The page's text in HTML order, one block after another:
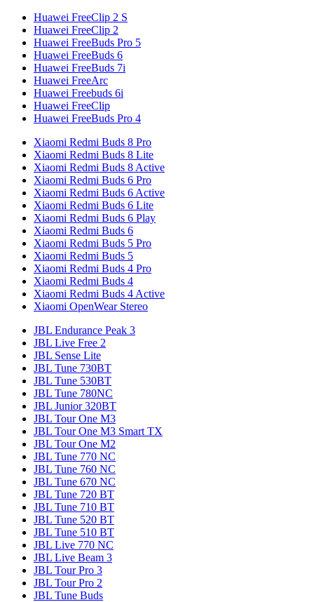
Huawei FreeClip 2 S
Huawei FreeClip 2
Huawei FreeBuds Pro 5
Huawei FreeBuds 6
Huawei FreeBuds 7i
Huawei FreeArc
Huawei Freebuds 6i
Huawei FreeClip
Huawei FreeBuds Pro 4
Xiaomi Redmi Buds 8 Pro
Xiaomi Redmi Buds 8 Lite
Xiaomi Redmi Buds 8 Active
Xiaomi Redmi Buds 6 Pro
Xiaomi Redmi Buds 6 Active
Xiaomi Redmi Buds 6 Lite
Xiaomi Redmi Buds 6 Play
Xiaomi Redmi Buds 6
Xiaomi Redmi Buds 5 Pro
Xiaomi Redmi Buds 5
Xiaomi Redmi Buds 4 Pro
Xiaomi Redmi Buds 4
Xiaomi Redmi Buds 4 Active
Xiaomi OpenWear Stereo
JBL Endurance Peak 3
JBL Live Free 2
JBL Sense Lite
JBL Tune 730BT
JBL Tune 530BT
JBL Tune 780NC
JBL Junior 320BT
JBL Tour One M3
JBL Tour One M3 Smart TX
JBL Tour One M2
JBL Tune 770 NC
JBL Tune 760 NC
JBL Tune 670 NC
JBL Tune 720 BT
JBL Tune 710 BT
JBL Tune 520 BT
JBL Tune 510 BT
JBL Live 770 NC
JBL Live Beam 3
JBL Tour Pro 3
JBL Tour Pro 2
JBL Tune Buds